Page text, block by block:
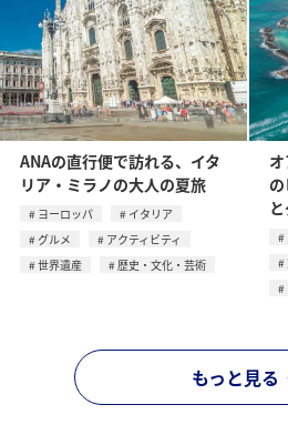
ANAの直行便で訪れる、イタ
リア・ミラノの大人の夏旅
ヨーロッパ
イタリア
グルメ
アクティビティ
世界遺産
歴史・文化・芸術
もっと見る